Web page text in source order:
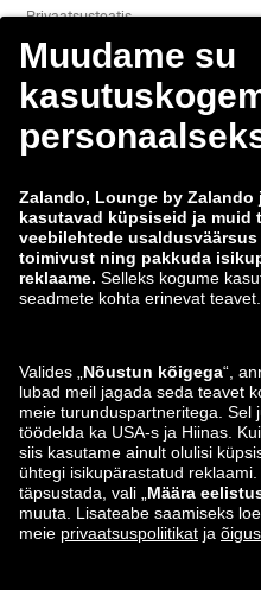
Privaatsusteatis
Õigusteave
Tingimused
Taganemine
Töökohad
Teavita haavatavusest
Tooteohutus
Zalando Grupp
ABOUT YOU
Leiad meid ka siit